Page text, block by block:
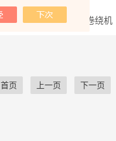
FLC-JR90手动卷绕机
首页 上一页 下一页